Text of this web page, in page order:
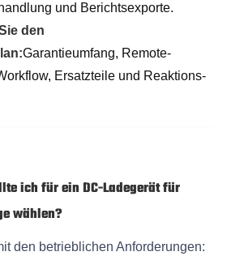
und Berichtsexporte.
den
Garantieumfang, Remote-
Ersatzteile und Reaktions-
ich für ein DC-Ladegerät für
wählen?
den betrieblichen Anforderungen: